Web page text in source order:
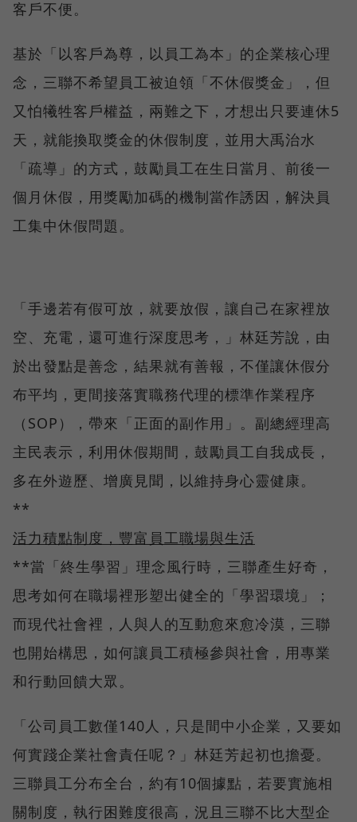
客戶不便。
基於「以客戶為尊，以員工為本」的企業核心理
念，三聯不希望員工被迫領「不休假獎金」，但
又怕犧牲客戶權益，兩難之下，才想出只要連休5
天，就能換取獎金的休假制度，並用大禹治水
「疏導」的方式，鼓勵員工在生日當月、前後一
個月休假，用獎勵加碼的機制當作誘因，解決員
工集中休假問題。
「手邊若有假可放，就要放假，讓自己在家裡放
空、充電，還可進行深度思考，」林廷芳說，由
於出發點是善念，結果就有善報，不僅讓休假分
布平均，更間接落實職務代理的標準作業程序
（SOP），帶來「正面的副作用」。副總經理高
主民表示，利用休假期間，鼓勵員工自我成長，
多在外遊歷、增廣見聞，以維持身心靈健康。
**
活力積點制度，豐富員工職場與生活
**當「終生學習」理念風行時，三聯產生好奇，
思考如何在職場裡形塑出健全的「學習環境」；
而現代社會裡，人與人的互動愈來愈冷漠，三聯
也開始構思，如何讓員工積極參與社會，用專業
和行動回饋大眾。
「公司員工數僅140人，只是間中小企業，又要如
何實踐企業社會責任呢？」林廷芳起初也擔憂。
三聯員工分布全台，約有10個據點，若要實施相
關制度，執行困難度很高，況且三聯不比大型企